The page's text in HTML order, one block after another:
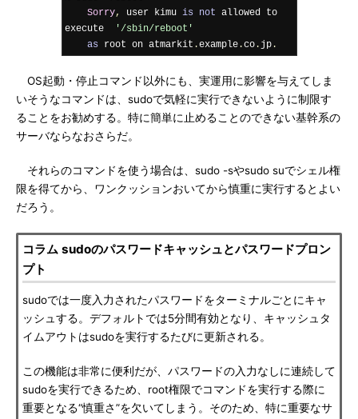
Sorry, user kimu is not allowed to
execute
'/sbin/reboot'
as root on atmarkit .example.co. jp.
OS起動・停止コマンド以外にも、実運用に影響を与えてしま
いそうなコマンドは、sudoで気軽に実行できないように制限す
ることをお勧めする。特に簡単に止めることのできない基幹系の
サーバならなおさらだ。
それらのコマンドを使う場合は、sudo -sやsudo suでシェル権
限を得てから、ワンクッションおいてから慎重に実行するとよい
だろう。
コラム sudoのパスワードキャッシュとパスワードプロン
プト
sudoでは一度入力されたパスワードをターミナルごとにキャ
ッシュする。デフォルトでは5分間有効となり、キャッシュタ
イムアウトはsudoを実行するたびに更新される。
この機能は非常に便利だが、パスワードの入力なしに連続して
sudoを実行できるため、root権限でコマンドを実行する際に
重要となる“慎重さ”を欠いてしまう。そのため、特に重要なサ